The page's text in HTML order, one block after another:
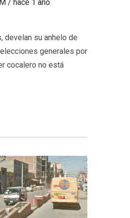
/ hace 1 año
develan su anhelo de
generales por
cocalero no está